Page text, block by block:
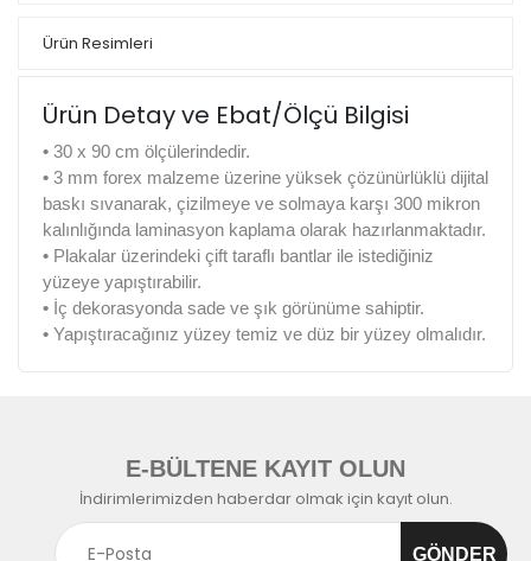
Ürün Resimleri
Ürün Detay ve Ebat/Ölçü Bilgisi
• 30 x 90 cm ölçülerindedir.
• 3 mm forex malzeme üzerine yüksek çözünürlüklü dijital
baskı sıvanarak, çizilmeye ve solmaya karşı 300 mikron
kalınlığında laminasyon kaplama olarak hazırlanmaktadır.
• Plakalar üzerindeki çift taraflı bantlar ile istediğiniz
yüzeye yapıştırabilir.
• İç dekorasyonda sade ve şık görünüme sahiptir.
• Yapıştıracağınız yüzey temiz ve düz bir yüzey olmalıdır.
E-BÜLTENE KAYIT OLUN
İndirimlerimizden haberdar olmak için kayıt olun.